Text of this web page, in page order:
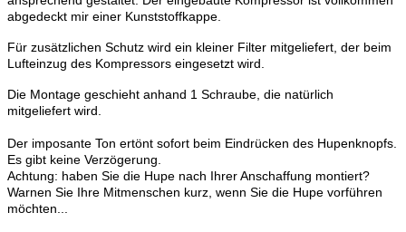
abgedeckt mir einer Kunststoffkappe.
Für zusätzlichen Schutz wird ein kleiner Filter mitgeliefert, der beim
Lufteinzug des Kompressors eingesetzt wird.
Die Montage geschieht anhand 1 Schraube, die natürlich
mitgeliefert wird.
Der imposante Ton ertönt sofort beim Eindrücken des Hupenknopfs.
Es gibt keine Verzögerung.
Achtung: haben Sie die Hupe nach Ihrer Anschaffung montiert?
Warnen Sie Ihre Mitmenschen kurz, wenn Sie die Hupe vorführen
möchten...